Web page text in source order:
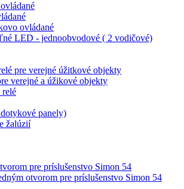
ovládané
LED - jednoobvodové ( 2 vodičové)
pre verejné úžitkové objekty
verejné a úžikové objekty
relé
panely)
žalúzií
pre príslušenstvo Simon 54
otvorom pre príslušenstvo Simon 54